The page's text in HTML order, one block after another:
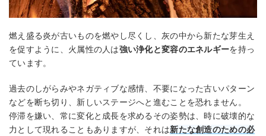
燃え盛る炎が古いものを燃やし尽くし、灰の中から新たな芽生え
を促すように、火属性の人は強い浄化と変容のエネルギーを持っ
ています。
過去のしがらみやネガティブな感情、不要になった古いパターン
などを断ち切り、新しいステージへと進むことを恐れません。
停滞を嫌い、常に変化と成長を求めるその姿勢は、時に破壊的な
力として現れることもありますが、それは新たな創造のための必